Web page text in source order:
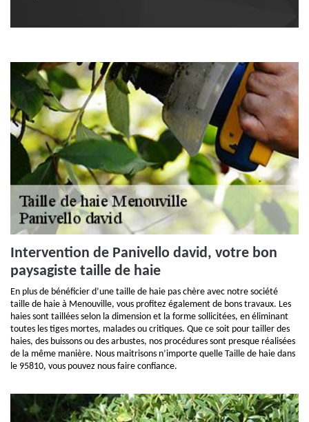
Intervention de Panivello david, votre bon
paysagiste taille de haie
En plus de bénéficier d’une taille de haie pas chère avec notre société
taille de haie à Menouville, vous profitez également de bons travaux. Les
haies sont taillées selon la dimension et la forme sollicitées, en éliminant
toutes les tiges mortes, malades ou critiques. Que ce soit pour tailler des
haies, des buissons ou des arbustes, nos procédures sont presque réalisées
de la même manière. Nous maitrisons n’importe quelle Taille de haie dans
le 95810, vous pouvez nous faire confiance.